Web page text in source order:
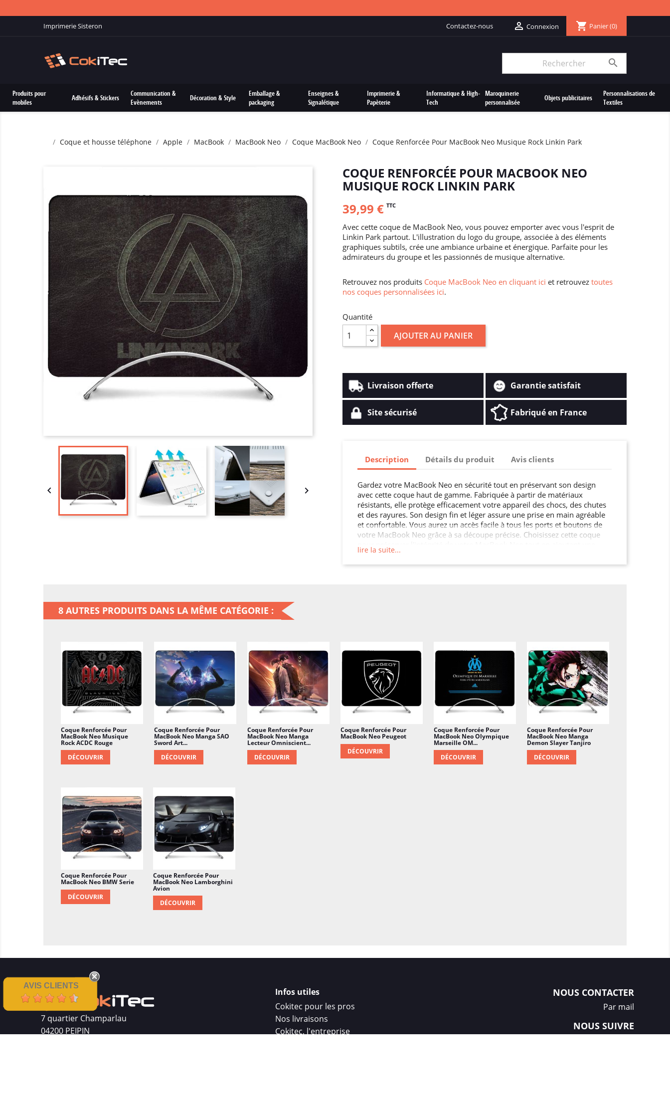
Imprimerie Sisteron Contactez-nous  Connexion shopping_cart Panier(0)

Produits pour
mobiles
Adhésifs & Stickers
Communication &
Evènements
Décoration & Style
Emballage &
packaging
Enseignes &
Signalétique
Imprimerie &
Papèterie
Informatique & High-
Tech
Maroquinerie
personnalisée
Objets publicitaires
Personnalisations de
Textiles
Coque et housse téléphone Apple MacBook MacBook Neo Coque MacBook Neo Coque Renforcée Pour MacBook Neo Musique Rock Linkin Park
 
COQUE RENFORCÉE POUR MACBOOK NEO
MUSIQUE ROCK LINKIN PARK
39,99 € TTC
Avec cette coque de MacBook Neo, vous pouvez emporter avec vous l'esprit de
Linkin Park partout. L'illustration du logo du groupe, associée à des éléments
graphiques subtils, crée une ambiance urbaine et énergique. Parfaite pour les
admirateurs du groupe et les passionnés de musique alternative.
Retrouvez nos produits Coque MacBook Neo en cliquant ici et retrouvez toutes
nos coques personnalisées ici.
Quantité
AJOUTER AU PANIER
Livraison offerte Garantie satisfait
Site sécurisé Fabriqué en France
Description Détails du produit Avis clients
Gardez votre MacBook Neo en sécurité tout en préservant son design
avec cette coque haut de gamme. Fabriquée à partir de matériaux
résistants, elle protège efficacement votre appareil des chocs, des chutes
et des rayures. Son design fin et léger assure une prise en main agréable
et confortable. Vous aurez un accès facile à tous les ports et boutons de
votre MacBook Neo grâce à sa découpe précise. Choisissez cette coque
touche de sophistication.
lire la suite...
8 AUTRES PRODUITS DANS LA MÊME CATÉGORIE :
Coque Renforcée Pour
MacBook Neo Musique
Rock ACDC Rouge
DÉCOUVRIR
Coque Renforcée Pour
MacBook Neo Manga SAO
Sword Art...
DÉCOUVRIR
Coque Renforcée Pour
MacBook Neo Manga
Lecteur Omniscient...
DÉCOUVRIR
Coque Renforcée Pour
MacBook Neo Peugeot
DÉCOUVRIR
Coque Renforcée Pour
MacBook Neo Olympique
Marseille OM...
DÉCOUVRIR
Coque Renforcée Pour
MacBook Neo Manga
Demon Slayer Tanjiro
DÉCOUVRIR
Coque Renforcée Pour
MacBook Neo BMW Serie
DÉCOUVRIR
Coque Renforcée Pour
MacBook Neo Lamborghini
Avion
DÉCOUVRIR
7 quartier Champarlau
04200 PEIPIN
Infos utiles
Cokitec pour les pros
Nos livraisons
Cokitec, l'entreprise
NOUS CONTACTER
Par mail
NOUS SUIVRE
AVIS CLIENTS